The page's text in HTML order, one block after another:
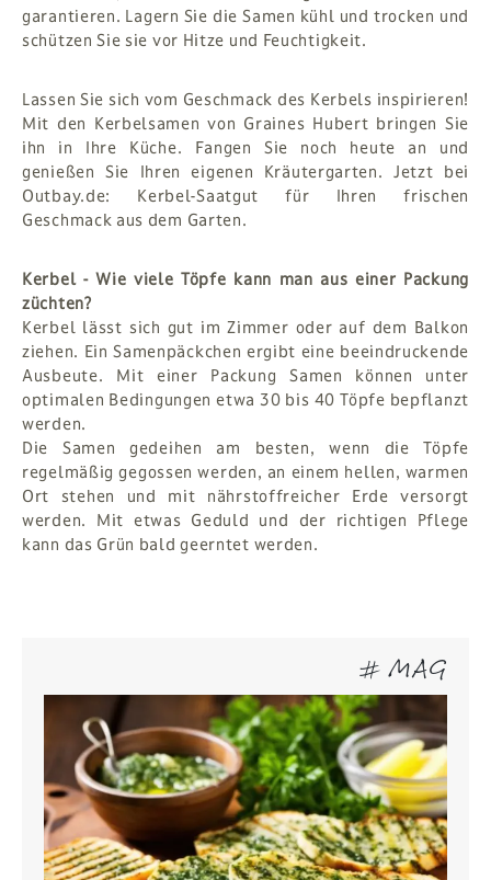
garantieren. Lagern Sie die Samen kühl und trocken und
schützen Sie sie vor Hitze und Feuchtigkeit.
Lassen Sie sich vom Geschmack des Kerbels inspirieren!
Mit den Kerbelsamen von Graines Hubert bringen Sie
ihn in Ihre Küche. Fangen Sie noch heute an und
genießen Sie Ihren eigenen Kräutergarten. Jetzt bei
Outbay.de: Kerbel-Saatgut für Ihren frischen
Geschmack aus dem Garten.
Kerbel - Wie viele Töpfe kann man aus einer Packung
züchten?
Kerbel lässt sich gut im Zimmer oder auf dem Balkon
ziehen. Ein Samenpäckchen ergibt eine beeindruckende
Ausbeute. Mit einer Packung Samen können unter
optimalen Bedingungen etwa 30 bis 40 Töpfe bepflanzt
werden.
Die Samen gedeihen am besten, wenn die Töpfe
regelmäßig gegossen werden, an einem hellen, warmen
Ort stehen und mit nährstoffreicher Erde versorgt
werden. Mit etwas Geduld und der richtigen Pflege
kann das Grün bald geerntet werden.
# MAG